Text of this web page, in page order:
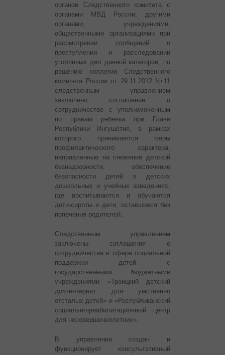
органов Следственного комитета с
органами МВД России, другими
органами, учреждениями,
общественными организациями при
рассмотрении сообщений о
преступлении и расследовании
уголовных дел данной категории, по
решению коллегии Следственного
комитета России от 29.11.2012 №11
следственным управлением
заключено соглашение о
сотрудничестве с уполномоченным
по правам ребенка при Главе
Республики Ингушетия, в рамках
которого принимаются меры
профилактического характера,
направленные на снижение детской
безнадзорности, обеспечение
безопасности детей в детских
дошкольных и учебных заведениях,
где воспитываются и обучаются
дети-сироты и дети, оставшиеся без
попечения родителей.
Следственным управлением
заключены соглашения о
сотрудничестве в сфере социальной
поддержки детей с
государственными бюджетными
учреждениями «Троицкий детский
дом-интернат для умственно
отсталых детей» и «Республиканский
социально-реабилитационный центр
для несовершеннолетних».
В управлении создан и
функционирует консультативный